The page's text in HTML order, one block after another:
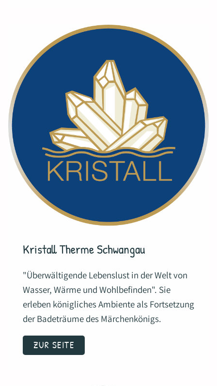
Kristall Therme Schwangau
"Überwältigende Lebenslust in der Welt von
Wasser, Wärme und Wohlbefinden". Sie
erleben königliches Ambiente als Fortsetzung
der Badeträume des Märchenkönigs.
ZUR SEITE